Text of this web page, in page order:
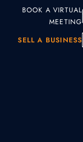
BOOK A VIRTUAL
MEETING
SELL A BUSINESS